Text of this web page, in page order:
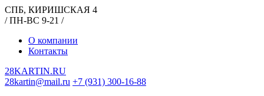
СПБ, КИРИШСКАЯ 4
/ ПН-ВС 9-21 /
О компании
Контакты
28KARTIN.RU
28kartin@mail.ru +7 (931) 300-16-88